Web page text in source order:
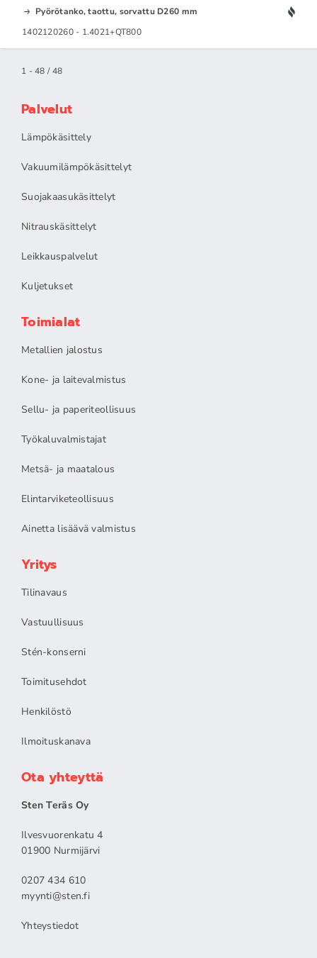
Pyörötanko, taottu, sorvattu D260 mm
1402120260 - 1.4021+QT800
1 - 48 / 48
Palvelut
Lämpökäsittely
Vakuumilämpökäsittelyt
Suojakaasukäsittelyt
Nitrauskäsittelyt
Leikkauspalvelut
Kuljetukset
Toimialat
Metallien jalostus
Kone- ja laitevalmistus
Sellu- ja paperiteollisuus
Työkaluvalmistajat
Metsä- ja maatalous
Elintarviketeollisuus
Ainetta lisäävä valmistus
Yritys
Tilinavaus
Vastuullisuus
Stén-konserni
Toimitusehdot
Henkilöstö
Ilmoituskanava
Ota yhteyttä
Sten Teräs Oy
Ilvesvuorenkatu 4
01900 Nurmijärvi
0207 434 610
myynti@sten.fi
Yhteystiedot